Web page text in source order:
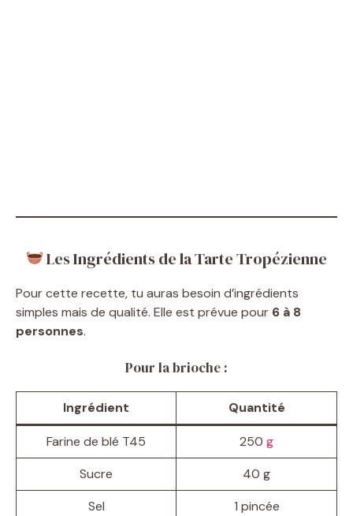
Les Ingrédients de la Tarte Tropézienne
Pour cette recette, tu auras besoin d’ingrédients
simples mais de qualité. Elle est prévue pour 6 à 8
personnes.
Pour la brioche :
Ingrédient Quantité
Farine de blé T45 250 g
Sucre
40 g
Sel
1 pincée